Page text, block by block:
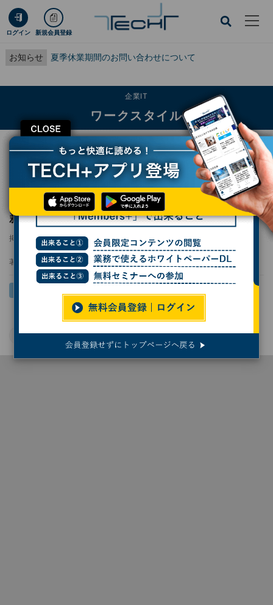
ログイン 新規会員登録
お知らせ 夏季休業期間のお問い合わせについて
CLOSE
企業IT
ワークスタイル
TECH+ 企業IT
ワークスタイル
デルがAI PCポートフォリオを3カテゴリに刷新、モデル分類も明確化
デルがAI PCポートフォリオを3カテゴリに刷
新、モデル分類も明確化
掲載日 2025/01/07 17:07
著者： 熊谷知泰
AI デル ノートPC